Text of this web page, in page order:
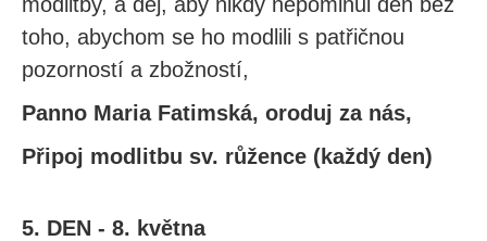
toho, abychom se ho modlili s patřičnou
pozorností a zbožností,
Panno Maria Fatimská, oroduj za nás,
Připoj modlitbu sv. růžence (každý den)
5. DEN - 8. května